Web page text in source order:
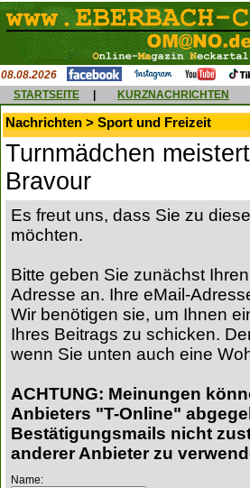
08.08.2026
STARTSEITE
KURZNACHRICHTEN
Nachrichten > Sport und Freizeit
Turnmädchen
Bravour
Es freut uns, dass Sie zu
möchten.
Bitte geben Sie zunächst
Adresse an. Ihre eMail-
Wir benötigen sie, um Ihnen
Ihres Beitrags zu schicken.
wenn Sie unten auch eine
ACHTUNG: Meinungen
Anbieters "T-Online"
Bestätigungsmails nicht
anderer Anbieter zu
Name: